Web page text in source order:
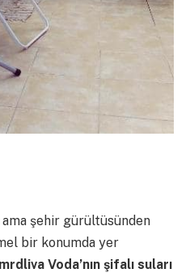
ama şehir gürültüsünden
bir konumda yer
Voda’nın şifalı suları